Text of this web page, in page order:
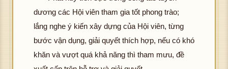
dương các Hội viên tham gia tốt phong trào;
lắng nghe ý kiến xây dựng của Hội viên, từng
bước vận dụng, giải quyết thích hợp, nếu có khó
khăn và vượt quá khả năng thì tham mưu, đề